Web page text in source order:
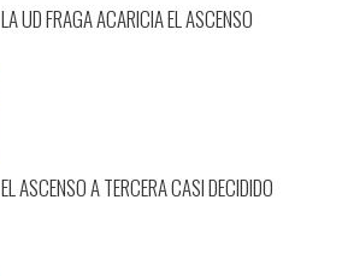
LA UD FRAGA ACARICIA EL ASCENSO
EL ASCENSO A TERCERA CASI DECIDIDO